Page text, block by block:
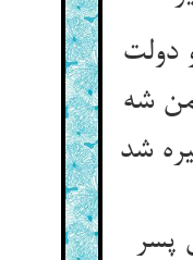
دولت
شه
شد